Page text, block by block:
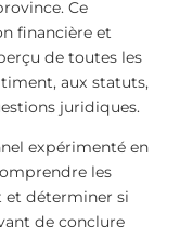
Ce
financière et
de toutes les
aux statuts,
juridiques.
expérimenté en
les
déterminer si
de conclure